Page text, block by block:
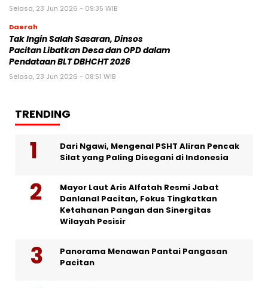
Selasa, 23 Jun 2026 - 09:35 WIB
Daerah
Tak Ingin Salah Sasaran, Dinsos
Pacitan Libatkan Desa dan OPD dalam
Pendataan BLT DBHCHT 2026
Selasa, 23 Jun 2026 - 08:51 WIB
TRENDING
Dari Ngawi, Mengenal PSHT Aliran Pencak
Silat yang Paling Disegani di Indonesia
Mayor Laut Aris Alfatah Resmi Jabat
Danlanal Pacitan, Fokus Tingkatkan
Ketahanan Pangan dan Sinergitas
Wilayah Pesisir
Panorama Menawan Pantai Pangasan
Pacitan